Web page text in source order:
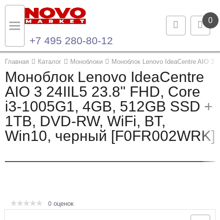
0
+7 495 280-80-12
Главная Каталог Моноблоки Моноблок Lenovo IdeaCentre AIO 3
Моноблок Lenovo IdeaCentre
AIO 3 24IIL5 23.8" FHD, Core
i3-1005G1, 4GB, 512GB SSD +
1TB, DVD-RW, WiFi, BT,
Win10, черный [F0FR002WRK]
0 оценок
Назад
Каталог продукции
Ноутбуки и ультрабуки
Компьютеры
Назад
Контакты
Контактная информация